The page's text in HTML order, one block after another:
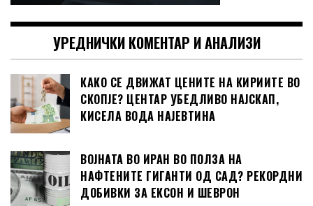
УРЕДНИЧКИ КОМЕНТАР И АНАЛИЗИ
КАКО СЕ ДВИЖАТ ЦЕНИТЕ НА КИРИИТЕ ВО
СКОПЈЕ? ЦЕНТАР УБЕДЛИВО НАЈСКАП,
КИСЕЛА ВОДА НАЈЕВТИНА
ВОЈНАТА ВО ИРАН ВО ПОЛЗА НА
НАФТЕНИТЕ ГИГАНТИ ОД САД? РЕКОРДНИ
ДОБИВКИ ЗА ЕКСОН И ШЕВРОН